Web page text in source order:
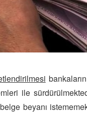
ile
beyanı